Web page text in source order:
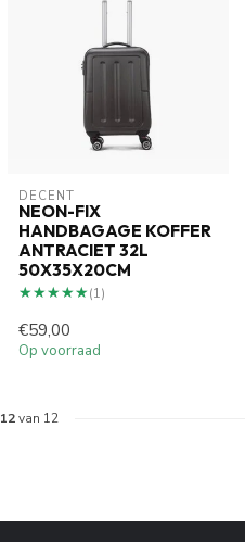
DECENT
NEON-FIX
HANDBAGAGE KOFFER
ANTRACIET 32L
50X35X20CM
★★★★★
★★★★★(1)
€59,00
Op voorraad
12van 12